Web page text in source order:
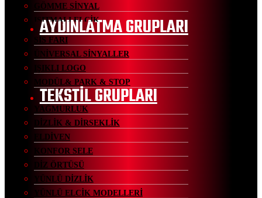
GÖMME SİNYAL
ISITMALI ELCİK
AYDINLATMA GRUPLARI
SİS FARI
ÜNİVERSAL SİNYALLER
IŞIKLI LOGO
MODÜL& PARK & STOP
TEKSTİL GRUPLARI
YAĞMURLUK
DİZLİK & DİRSEKLİK
ELDİVEN
KONFOR SELE
DİZ ÖRTÜSÜ
YÜNLÜ DİZLİK
YÜNLÜ ELCİK MODELLERİ